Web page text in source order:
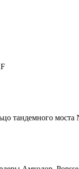
тандемного моста